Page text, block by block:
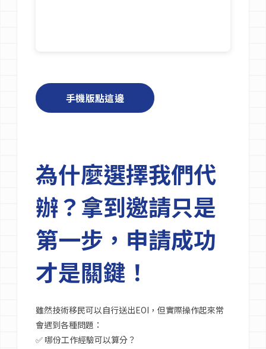
手機版點這邊
手機版點這邊
為什麼選擇我們代
辦？拿到邀請只是
第一步，申請成功
才是關鍵！
雖然技術移民可以自行送出EOI，但實際操作起來常
會遇到各種問題：
✅ 哪份工作經驗可以算分？